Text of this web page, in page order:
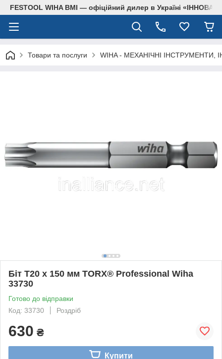
FESTOOL WIHA BMI — офіційний дилер в Україні
Товари та послуги WIHA - МЕХАНІЧНІ ІНСТРУМЕНТИ,
Біт Т20 х 150 мм TORX® Professional Wiha
33730
Готово до відправки
Код: 33730
Роздріб
630 ₴
Купити